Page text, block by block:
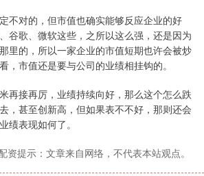
不对的，但市值也确实能够反应企业的好
谷歌、微软这些，之所以这么强，还是因为
里的，所以一家企业的市值短期也许会被炒
，市值还是要与公司的业绩相挂钩的。
再接再厉，业绩持续向好，那么这个怎么跌
，甚至创新高，但如果表不不好，那则还会
绩表现如何了。
资提示：文章来自网络，不代表本站观点。